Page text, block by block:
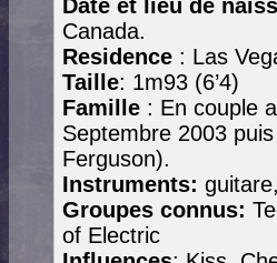
Date et lieu de
Canada.
Residence : Las
Taille: 1m93 (6’4)
Famille : En couple
Septembre 2003
Ferguson).
Instruments:
Groupes connus:
of Electric